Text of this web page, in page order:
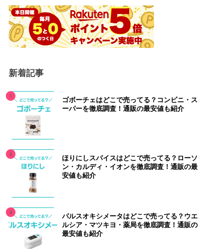
新着記事
ゴボーチェはどこで売ってる？コンビニ・ス
ーパーを徹底調査！通販の最安値も紹介
ほりにしスパイスはどこで売ってる？ローソ
ン・カルディ・イオンを徹底調査！通販の最
安値も紹介
パルスオキシメータはどこで売ってる？ウエ
ルシア・マツキヨ・薬局を徹底調査！通販の
最安値も紹介